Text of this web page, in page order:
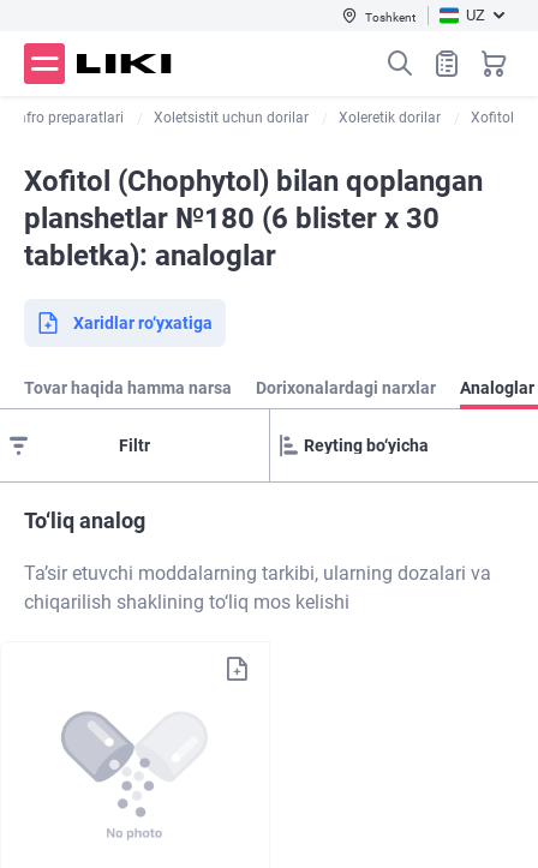
Toshkent UZ
safro preparatlari Xoletsistit uchun dorilar Xoleretik dorilar Xofitol
Xofitol (Chophytol) bilan qoplangan
planshetlar №180 (6 blister х 30
tabletka): analoglar
Xaridlar ro‘yxatiga
Tovar haqida hamma narsa Dorixonalardagi narxlar Analoglar
Filtr
To‘liq analog
Ta’sir etuvchi moddalarning tarkibi, ularning dozalari va
chiqarilish shaklining to‘liq mos kelishi